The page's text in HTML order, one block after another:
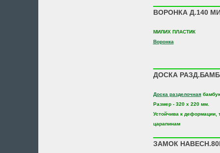
ВОРОНКА Д.140
МИЛИХ ПЛАСТИК
Воронка
ДОСКА
Доска разделочная
Размер - 320 х 220 мм.
Устойчива к деформации,
царапинам
ЗАМОК